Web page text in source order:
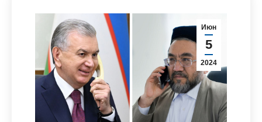
Июн
5
2024